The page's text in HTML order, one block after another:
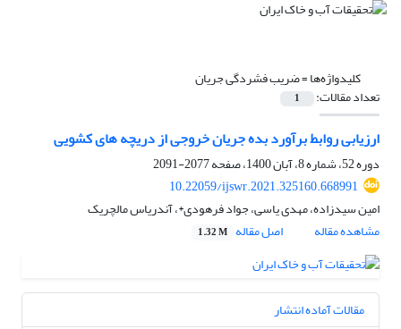
کلیدواژه‌ها =ضریب فشردگی جریان
تعداد مقالات: 1
ارزیابی روابط برآورد بده جریان خروجی از دریچه های کشویی
دوره 52، شماره 8، آبان 1400، صفحه
2077-2091
10.22059/ijswr.2021.325160.668991
امین سیدزاده، مهدی یاسی، جواد فرهودی*، آندریاس مالچریک
مشاهده مقاله
اصل مقاله 1.32 M
مقالات آماده انتشار